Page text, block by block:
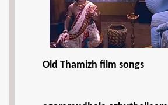
Old Thamizh film songs